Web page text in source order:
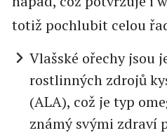
totiž pochlubit celou
Vlašské ořechy jsou
rostlinných zdrojů
(ALA), což je typ
známý svými zdraví